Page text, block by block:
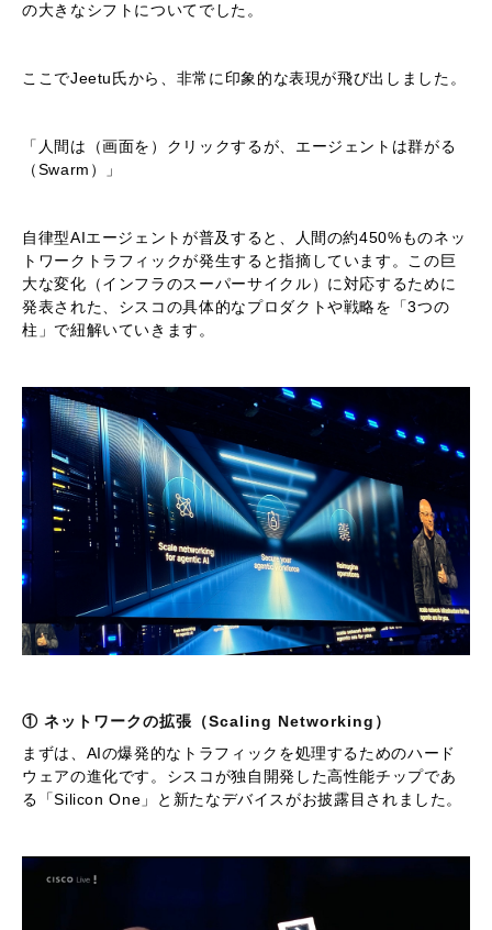
の大きなシフトについてでした。
ここでJeetu氏から、非常に印象的な表現が飛び出しました。
「人間は（画面を）クリックするが、エージェントは群がる
（Swarm）」
自律型AIエージェントが普及すると、人間の約450%ものネッ
トワークトラフィックが発生すると指摘しています。この巨
大な変化（インフラのスーパーサイクル）に対応するために
発表された、シスコの具体的なプロダクトや戦略を「3つの
柱」で紐解いていきます。
① ネットワークの拡張（Scaling Networking）
まずは、AIの爆発的なトラフィックを処理するためのハード
ウェアの進化です。シスコが独自開発した高性能チップであ
る「Silicon One」と新たなデバイスがお披露目されました。